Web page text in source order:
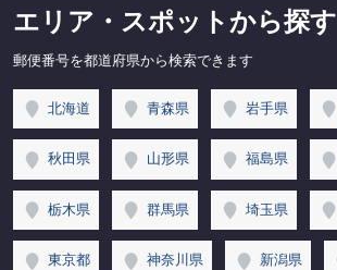
エリア・スポットから探す
郵便番号を都道府県から検索できます
北海道 青森県 岩手県
秋田県 山形県 福島県
栃木県 群馬県 埼玉県
東京都 神奈川県 新潟県